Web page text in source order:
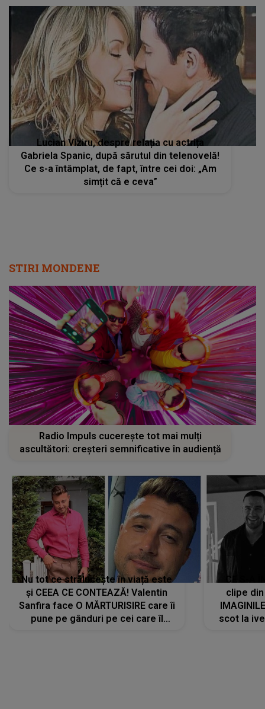
Lucian Viziru, despre relația cu actrița
Gabriela Spanic, după sărutul din telenovelă!
Ce s-a întâmplat, de fapt, între cei doi: „Am
simțit că e ceva”
STIRI MONDENE
Radio Impuls cucerește tot mai mulți
ascultători: creșteri semnificative în audiență
Nu tot ce strălucește în viață este
și CEEA CE CONTEAZĂ! Valentin
Sanfira face O MĂRTURISIRE care îi
pune pe gânduri pe cei care îl
CE S-A
clipe
scot la